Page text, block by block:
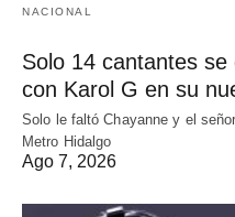
NACIONAL
Solo 14 cantantes
con Karol G en su
Solo le faltó Chayanne y el
Metro Hidalgo
Ago 7, 2026